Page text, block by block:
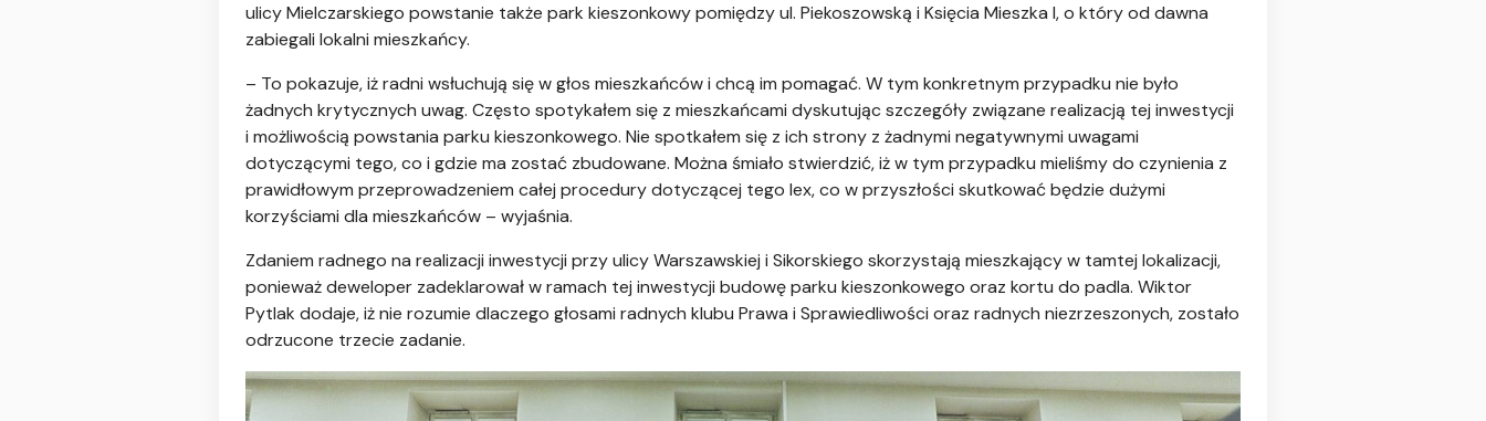
ulicy Mielczarskiego powstanie także park kieszonkowy pomiędzy ul. Piekoszowską i Księcia Mieszka I, o który od dawna
zabiegali lokalni mieszkańcy.
– To pokazuje, iż radni wsłuchują się w głos mieszkańców i chcą im pomagać. W tym konkretnym przypadku nie było
żadnych krytycznych uwag. Często spotykałem się z mieszkańcami dyskutując szczegóły związane realizacją tej inwestycji
i możliwością powstania parku kieszonkowego. Nie spotkałem się z ich strony z żadnymi negatywnymi uwagami
dotyczącymi tego, co i gdzie ma zostać zbudowane. Można śmiało stwierdzić, iż w tym przypadku mieliśmy do czynienia z
prawidłowym przeprowadzeniem całej procedury dotyczącej tego lex, co w przyszłości skutkować będzie dużymi
korzyściami dla mieszkańców – wyjaśnia.
Zdaniem radnego na realizacji inwestycji przy ulicy Warszawskiej i Sikorskiego skorzystają mieszkający w tamtej lokalizacji,
ponieważ deweloper zadeklarował w ramach tej inwestycji budowę parku kieszonkowego oraz kortu do padla. Wiktor
Pytlak dodaje, iż nie rozumie dlaczego głosami radnych klubu Prawa i Sprawiedliwości oraz radnych niezrzeszonych, zostało
odrzucone trzecie zadanie.